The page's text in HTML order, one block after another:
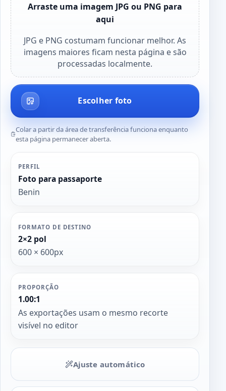
Arraste uma imagem JPG ou PNG para
aqui
JPG e PNG costumam funcionar melhor. As
imagens maiores ficam nesta página e são
processadas localmente.
Escolher foto
Colar a partir da área de transferência funciona enquanto
esta página permanecer aberta.
PERFIL
Foto para passaporte
Benin
FORMATO DE DESTINO
2×2 pol
600 × 600px
PROPORÇÃO
1.00:1
As exportações usam o mesmo recorte
visível no editor
Ajuste automático